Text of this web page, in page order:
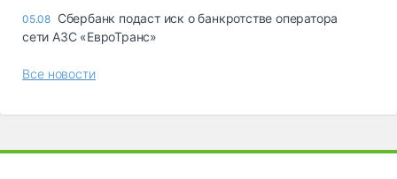
05.08 Сбербанк подаст иск о банкротстве оператора
сети АЗС «ЕвроТранс»
Все новости